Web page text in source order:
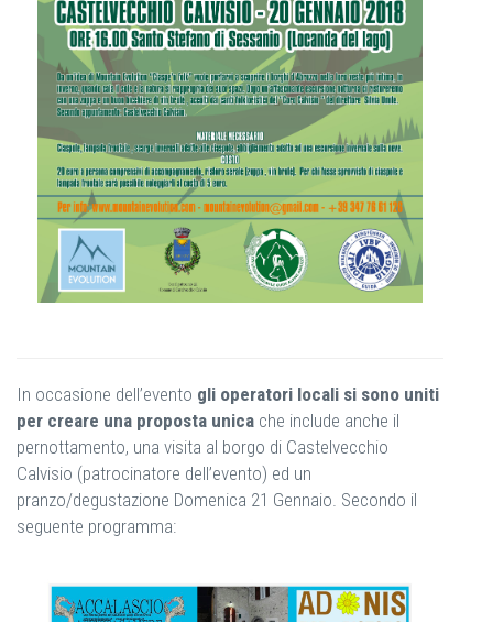
In occasione dell’evento gli operatori locali si sono uniti
per creare una proposta unica che include anche il
pernottamento, una visita al borgo di Castelvecchio
Calvisio (patrocinatore dell’evento) ed un
pranzo/degustazione Domenica 21 Gennaio. Secondo il
seguente programma: